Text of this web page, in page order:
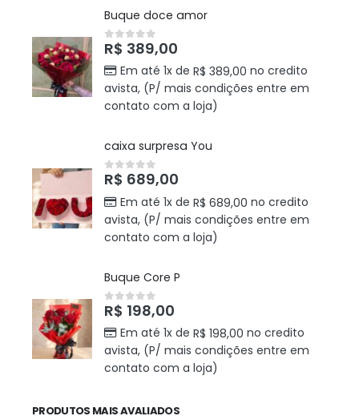
Buque doce amor
0out of 5
R$ 389,00
Em até 1x de R$ 389,00 no credito
avista, (P/ mais condições entre em
contato com a loja)
caixa surpresa You
0out of 5
R$ 689,00
Em até 1x de R$ 689,00 no credito
avista, (P/ mais condições entre em
contato com a loja)
Buque Core P
0out of 5
R$ 198,00
Em até 1x de R$ 198,00 no credito
avista, (P/ mais condições entre em
contato com a loja)
PRODUTOS MAIS AVALIADOS